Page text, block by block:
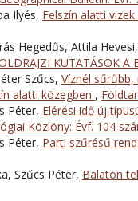
Ilyés, Felszín alatti
Hegedűs, Attila
KUTATÁSOK A
Szűcs, Víznél
alatti közegben ,
Péter, Elérési idő új
Közlöny: Évf. 104
Péter, Parti szűrésű
Szűcs Péter, Balaton